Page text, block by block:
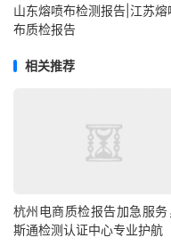
山东熔喷布检测报告|江苏熔
布质检报告
相关推荐
杭州电商质检报告加急服务
斯通检测认证中心专业护航